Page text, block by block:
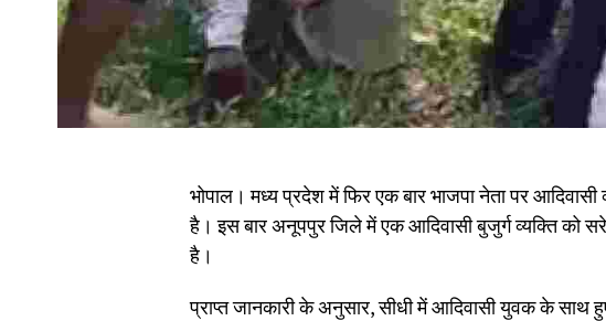
भोपाल। मध्य प्रदेश में फिर एक बार भाजपा नेता पर
है। इस बार अनूपपुर जिले में एक आदिवासी बुजुर्ग व्यक्ति को
है।
प्राप्त जानकारी के अनुसार, सीधी में आदिवासी युवक के साथ